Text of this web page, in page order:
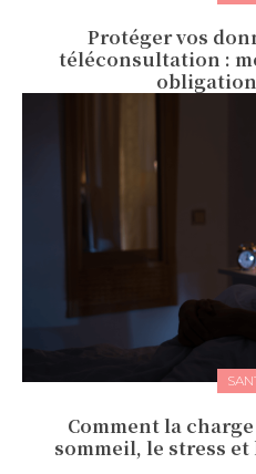
Protéger vos
téléconsultation :
Comment la
sommeil, le stress et